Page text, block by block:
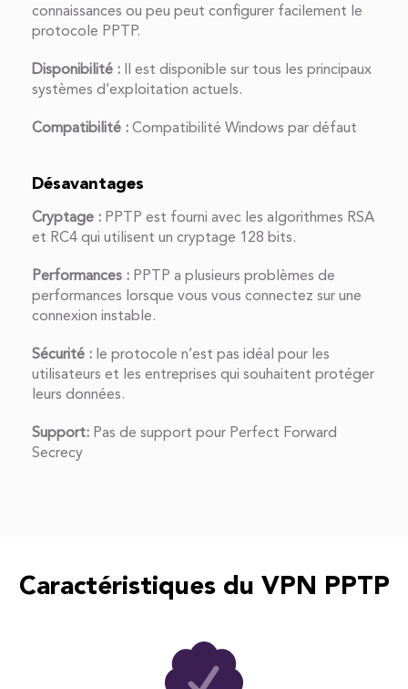
connaissances ou peu peut configurer facilement le
protocole PPTP.
Disponibilité : Il est disponible sur tous les principaux
systèmes d’exploitation actuels.
Compatibilité : Compatibilité Windows par défaut
Désavantages
Cryptage : PPTP est fourni avec les algorithmes RSA
et RC4 qui utilisent un cryptage 128 bits.
Performances : PPTP a plusieurs problèmes de
performances lorsque vous vous connectez sur une
connexion instable.
Sécurité : le protocole n’est pas idéal pour les
utilisateurs et les entreprises qui souhaitent protéger
leurs données.
Support: Pas de support pour Perfect Forward
Secrecy
Caractéristiques du VPN PPTP